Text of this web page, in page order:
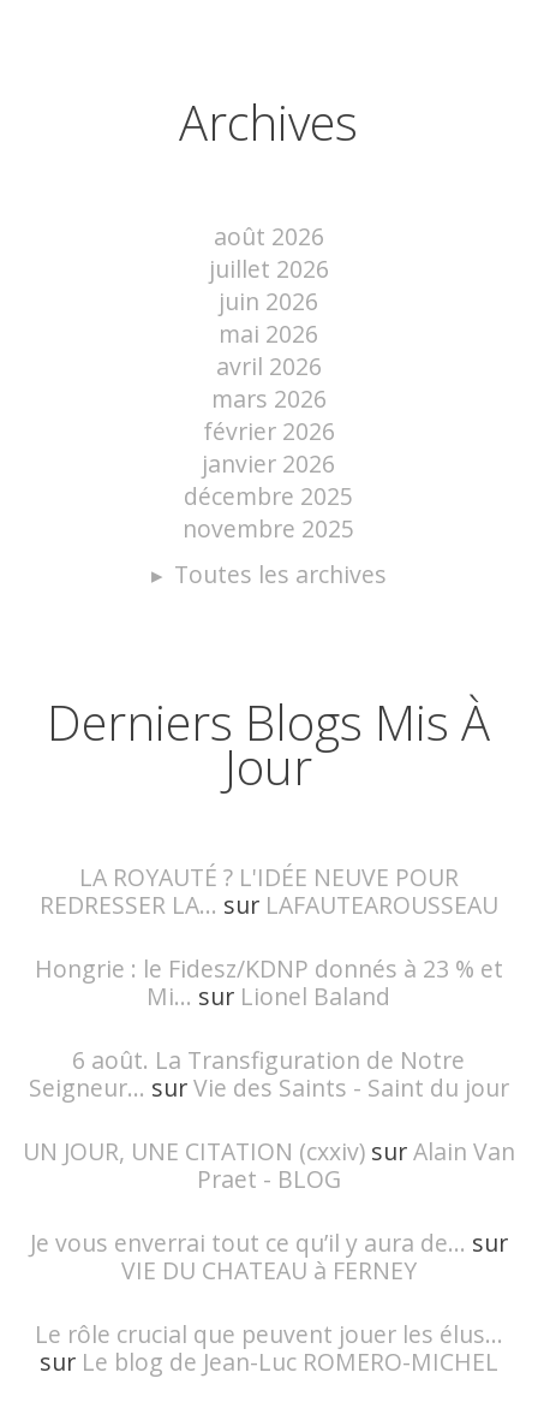
Archives
août 2026
juillet 2026
juin 2026
mai 2026
avril 2026
mars 2026
février 2026
janvier 2026
décembre 2025
novembre 2025
Toutes les archives
Derniers Blogs Mis À
Jour
LA ROYAUTÉ ? L'IDÉE NEUVE POUR
REDRESSER LA... sur LAFAUTEAROUSSEAU
Hongrie : le Fidesz/KDNP donnés à 23 % et
Mi... sur Lionel Baland
6 août. La Transfiguration de Notre
Seigneur... surVie des Saints - Saint du jour
UN JOUR, UNE CITATION (cxxiv)surAlain Van
Praet - BLOG
Je vous enverrai tout ce qu’il y aura de... sur
VIE DU CHATEAU à FERNEY
Le rôle crucial que peuvent jouer les élus...
sur Le blog de Jean-Luc ROMERO-MICHEL